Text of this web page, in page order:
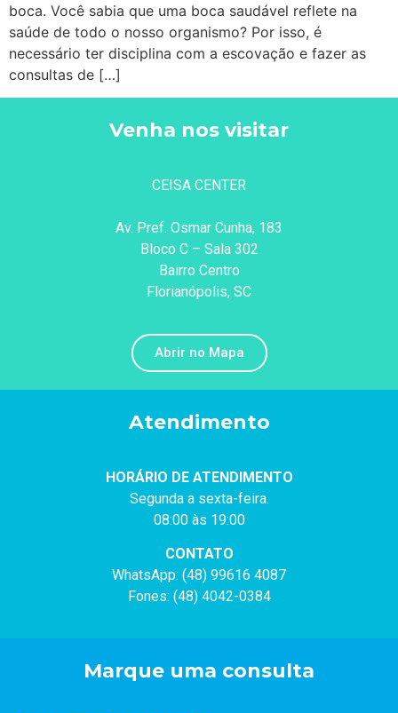
boca. Você sabia que uma boca saudável reflete na
saúde de todo o nosso organismo? Por isso, é
necessário ter disciplina com a escovação e fazer as
consultas de […]
Venha nos visitar
CEISA CENTER
Av. Pref. Osmar Cunha, 183
Bloco C – Sala 302
Bairro Centro
Florianópolis, SC
Abrir no Mapa
Atendimento
HORÁRIO DE ATENDIMENTO
Segunda a sexta-feira.
08:00 às 19:00
CONTATO
WhatsApp: (48) 99616 4087
Fones: (48) 4042-0384
Marque uma consulta